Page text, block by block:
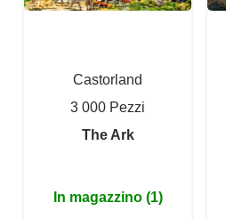
Castorland
3 000 Pezzi
The Ark
In magazzino (1)